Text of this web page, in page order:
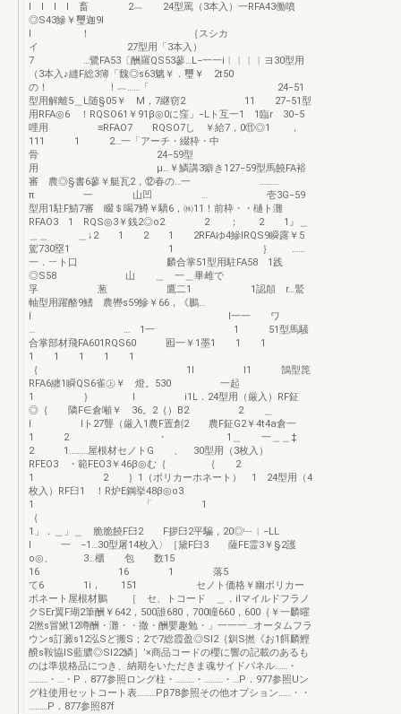
I l l I 畜 2︷ 24型罵（3本入）一RFA43働噴
◎S43鰺￥璽迦9I
l ！ ｛スシカ
イ 27型用「3本入）
7 …鷺FA53〔酬羅QS53蓼…L−一一i︳︳︳︳ヨ30型用
（3本入♪縫F総3簿「魏◎s63魑￥．璽￥ 2t50
の！ ！︷……「 24−51
型用解離5＿L随§05￥ M，7継窃2 11 27−51型
用RFA◎6 ！RQSO61￥91β◎0に窪」−Lト互一1 1臨r 30−5
哩用 ≡RFAO7 RQSO7し ￥給7，0⑪◎1 ，
111 1 2…一「アーチ・綴枠・中
骨 24−59型
用 μ…￥鱗講3癖き127−59型馬饒FA裕
審 農◎§書6蓼￥艇瓦2，⑫春の…一 ………
π 一 山凹 … 壱3G−59
型用1駐F鯖7審 畷＄喝7鱒￥驕6，㈱11！前枠・・樋ト灘
RFAO3 1 RQS◎3￥銭2◎o2 2 ； 2 1』＿
＿＿ ＿↓2 1 2 1 2RFAゆ4鰺IRQS9瞬露￥5
駕730塁1 1 ｝ ……
一．︸ト口 麟合掌51型用駐FA58 1践
◎S58 山 ＿ 一＿畢雌で
孚 葱 鷹二1 1認顛 r…鷲
軸型用躍酪9鰭 農轡s59鰺￥66，《鵬…
l l一一 ワ
… … 1一 1 51型馬騒
合掌部材飛FA601RQS60 囮一￥1墨1 1 1
1 1 1 1 1
｛ 1l I1 鵠型箆
RFA6纏1瞬QS6雀㊤￥ 燈。530 一起
1 ｝ l i1L．24型用（厳入）RF鉦
◎｛ 隣F∈倉噸￥ 36。2｛）B2 2 ＿
I lト27聾（厳入1農F置創2 農F鉦G2￥4t4a倉一
1 2 ・ 1＿ 一＿＿‡
2 1………屋根材セノトG 、 30型用（3枚入）
RFEO3 ・範FEO3￥46β◎む｛ ｛ 2
1 2 ｝1（ポリカーホネート） 1 24型用（4
枚入）RF臼1 ！R炉E鋼挙48β◎o3
1 「 1
｛
1」．＿」＿ 脆脆饒F臼2 F拶臼2平騙，20◎﹂︳−LL
I 一 −1…30型屠14枚入〉［黛F臼3 薩FE霊3￥§2護
o◎、 3…櫃 包 数15
16 16 1 落5
て6 1i， 151 セノト価格￥幽ポリカー
ボネート屋根材鵬 ［ セ、トコード ＿．ilマイルドフラノ
クSEr翼F瑚2筆酬￥642，500誰680，700瞳660，600｛￥一麟曜
2撚s冒鰍12噂酬・灘・・撒・酬嬰趣勉・」一一一…オータムフラ
ウンs訂澱s12泓Sど搬S；2で7総霞盈◎Sl2｛釧S撚《お1餌麟鰹
醗s鞍協IS藍膿◎Sl22鱗］’×商品コードの櫻に響の記載のあるも
のは準規格品につき、納期をいただきま魂サイドパネル……・
………・…・P．877参照ロング柱・………・………・…P．977参照Uン
グ柱使用セットコート表………Pβ78参照その他オプション……・・
………P．877参照87f